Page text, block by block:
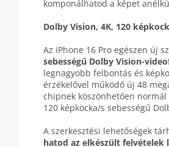
komponálhatod a képet
Dolby Vision, 4K, 120
Az iPhone 16 Pro egészen új
sebességű Dolby Vision-
legnagyobb felbontás és
érzékelővel működő új 48
chipnek köszönhetően
120 képkocka/s sebességű
A szerkesztési lehetőségek
hatod az elkészült felvételek